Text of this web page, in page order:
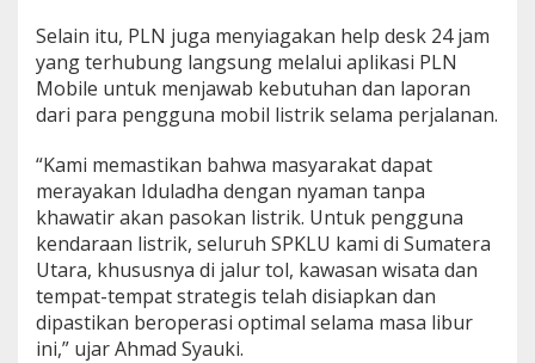
Selain itu, PLN juga menyiagakan help desk 24 jam
yang terhubung langsung melalui aplikasi PLN
Mobile untuk menjawab kebutuhan dan laporan
dari para pengguna mobil listrik selama perjalanan.
“Kami memastikan bahwa masyarakat dapat
merayakan Iduladha dengan nyaman tanpa
khawatir akan pasokan listrik. Untuk pengguna
kendaraan listrik, seluruh SPKLU kami di Sumatera
Utara, khususnya di jalur tol, kawasan wisata dan
tempat-tempat strategis telah disiapkan dan
dipastikan beroperasi optimal selama masa libur
ini,” ujar Ahmad Syauki.